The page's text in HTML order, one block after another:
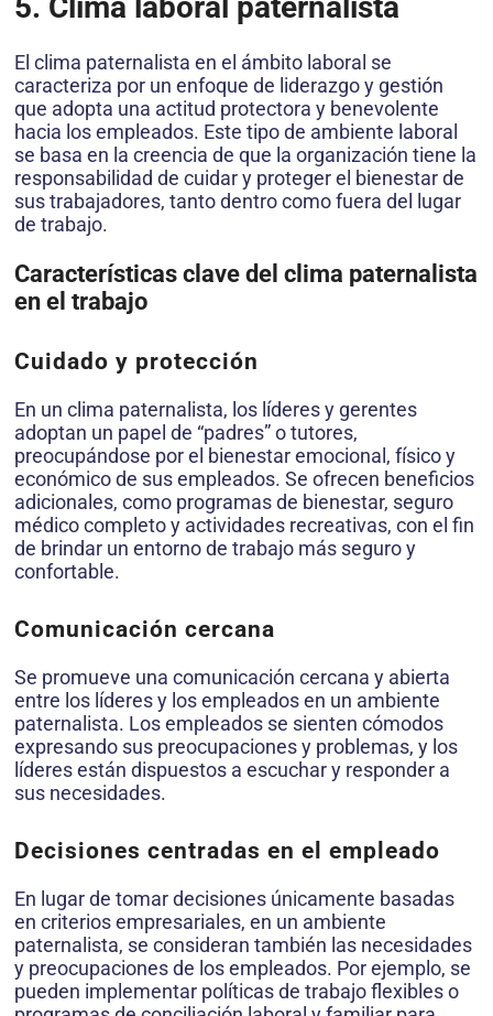
El clima paternalista en el ámbito laboral se
caracteriza por un enfoque de liderazgo y gestión
que adopta una actitud protectora y benevolente
hacia los empleados. Este tipo de ambiente laboral
se basa en la creencia de que la organización tiene la
responsabilidad de cuidar y proteger el bienestar de
sus trabajadores, tanto dentro como fuera del lugar
de trabajo.
Características clave del clima paternalista
en el trabajo
Cuidado y protección
En un clima paternalista, los líderes y gerentes
adoptan un papel de “padres” o tutores,
preocupándose por el bienestar emocional, físico y
económico de sus empleados. Se ofrecen beneficios
adicionales, como programas de bienestar, seguro
médico completo y actividades recreativas, con el fin
de brindar un entorno de trabajo más seguro y
confortable.
Comunicación cercana
Se promueve una comunicación cercana y abierta
entre los líderes y los empleados en un ambiente
paternalista. Los empleados se sienten cómodos
expresando sus preocupaciones y problemas, y los
líderes están dispuestos a escuchar y responder a
sus necesidades.
Decisiones centradas en el empleado
En lugar de tomar decisiones únicamente basadas
en criterios empresariales, en un ambiente
paternalista, se consideran también las necesidades
y preocupaciones de los empleados. Por ejemplo, se
pueden implementar políticas de trabajo flexibles o